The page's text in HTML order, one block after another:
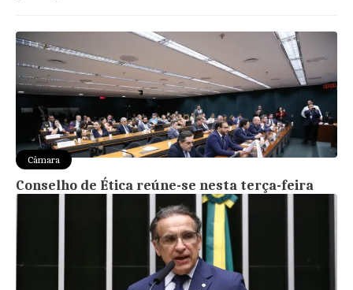
Câmara
Conselho de Ética reúne-se nesta terça-feira